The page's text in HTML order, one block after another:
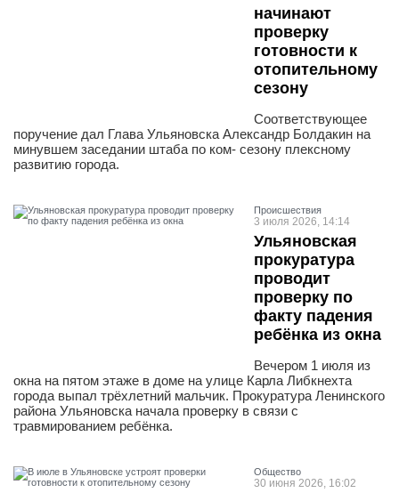
начинают
проверку
готовности к
отопительному
сезону
Соответствующее
поручение дал Глава Ульяновска Александр Болдакин на
минувшем заседании штаба по ком- сезону плексному
развитию города.
Проиcшествия
3 июля 2026, 14:14
Ульяновская
прокуратура
проводит
проверку по
факту падения
ребёнка из окна
Вечером 1 июля из
окна на пятом этаже в доме на улице Карла Либкнехта
города выпал трёхлетний мальчик. Прокуратура Ленинского
района Ульяновска начала проверку в связи с
травмированием ребёнка.
Общество
30 июня 2026, 16:02